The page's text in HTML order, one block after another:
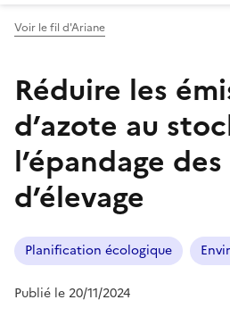
Voir le fil d'Ariane
Réduire les
d’azote au
l’épandage
d’élevage
Planification écologique
Publié le 20/11/2024